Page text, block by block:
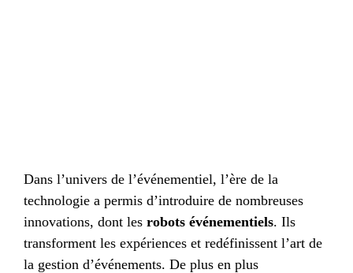
Dans l’univers de l’événementiel, l’ère de la
technologie a permis d’introduire de nombreuses
innovations, dont les robots événementiels. Ils
transforment les expériences et redéfinissent l’art de
la gestion d’événements. De plus en plus